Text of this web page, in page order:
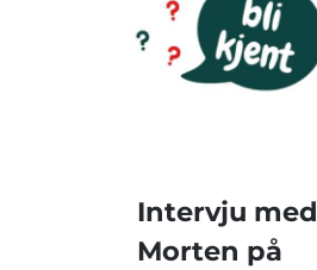
Intervju med
Morten på